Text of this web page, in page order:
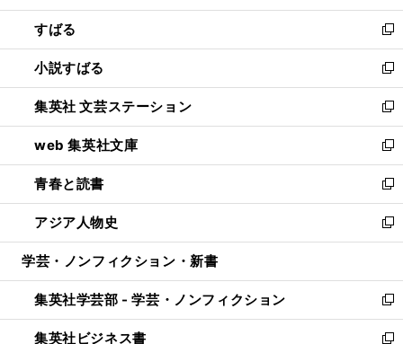
開
く
ウ
で
開
く
ン
ド
ウ
で
開
く
すばる
新
し
い
ウ
ィ
ン
ド
ウ
で
開
く
小説すばる
新
し
い
ウ
ィ
ン
ド
ウ
で
開
集英社 文芸ステーション
新
し
い
ウ
ィ
ン
ド
ウ
開
く
web 集英社文庫
新
し
い
ウ
ィ
ン
ウ
で
開
く
青春と読書
新
し
い
ウ
ン
ド
ウ
で
アジア人物史
新
し
ウ
ィ
ン
ド
学芸・ノンフィクション・新書
集英社学芸部 - 学芸・ノンフィクション
新
し
集英社ビジネス書